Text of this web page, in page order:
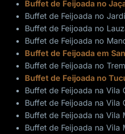
Buffet de Feijoada no
Buffet de Feijoada no
Buffet de Feijoada no
Buffet de Feijoada no
Buffet de Feijoada em
Buffet de Feijoada no
Buffet de Feijoada no
Buffet de Feijoada na Vila
Buffet de Feijoada na Vila
Buffet de Feijoada na Vila
Buffet de Feijoada na Vila